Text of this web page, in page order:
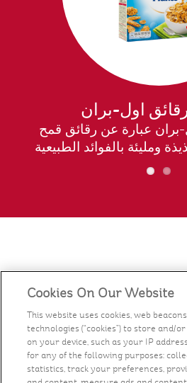
اول-بران
رقائق كيلوقز اول-بران عبارة عن رقائق قمح
ومليئة بالفوائد الطبيعية
الصباح وتحسين صحة
تناولها كوجبة إفطار
Cookies On Our Website
This website uses cookies, web
technologies (“cookies”) to store and/
on your device, such as your IP
for any of the following purposes:
statistics, track your preferences,